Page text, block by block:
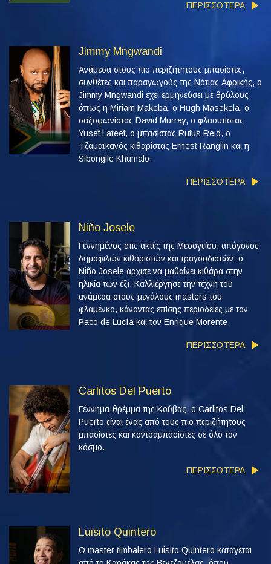
ΠΕΡΙΣΣΟΤΕΡΑ
Jimmy Mngwandi
Ανάμεσα στους πιο περιζήτητους μπασίστες,
συνθέτες και παραγωγούς της Νότιας Αφρικής, ο
Jimmy Mngwandi έχει ερμηνεύσει με θρύλους
όπως η Miriam Makeba, ο Hugh Masekela, ο
σαξοφωνίστας David Murray, ο φλαουτίστας
Yusef Lateef, ο μπασίστας Rufus Reid, ο
Τζαμαϊκανός κιθαρίστας Ernest Ranglin και η
Sibongile Khumalo.
ΠΕΡΙΣΣΟΤΕΡΑ
Niño Josele
Γεννημένος στις ακτές της Μεσογείου, απόγονος
δημοφιλών κιθαριστών και τραγουδιστών, ο
Niño Josele άρχισε να μαθαίνει κιθάρα στην
ηλικία των έξι. Καλλιέργησε την τέχνη του
ανάμεσα στους μεγάλους masters του
φλαμένκο, κάνοντας επίσης περιοδείες με τον
Paco de Lucía και τον Enrique Morente.
ΠΕΡΙΣΣΟΤΕΡΑ
Carlitos Del Puerto
Γέννημα‑θρέμμα της Κούβας, ο Carlitos Del
Puerto είναι ένας από τους πιο περιζήτητους
μπασίστες και κοντραμπασίστες σε όλο τον
κόσμο.
ΠΕΡΙΣΣΟΤΕΡΑ
Luisito Quintero
Ο master timbalero Luisito Quintero κατάγεται